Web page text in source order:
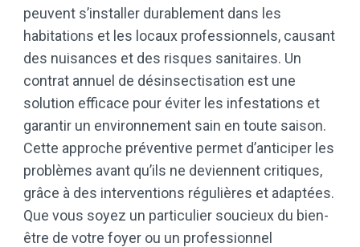
peuvent s’installer durablement dans les
habitations et les locaux professionnels, causant
des nuisances et des risques sanitaires. Un
contrat annuel de désinsectisation est une
solution efficace pour éviter les infestations et
garantir un environnement sain en toute saison.
Cette approche préventive permet d’anticiper les
problèmes avant qu’ils ne deviennent critiques,
grâce à des interventions régulières et adaptées.
Que vous soyez un particulier soucieux du bien-
être de votre foyer ou un professionnel